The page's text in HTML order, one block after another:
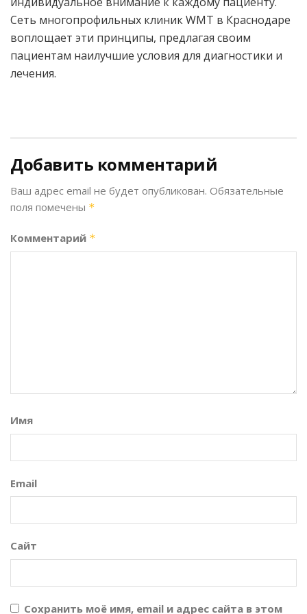
Сеть многопрофильных клиник WMT в Краснодаре
воплощает эти принципы, предлагая своим
пациентам наилучшие условия для диагностики и
лечения.
Добавить комментарий
Ваш адрес email не будет опубликован. Обязательные
поля помечены *
Комментарий *
Имя
Email
Сайт
Сохранить моё имя, email и адрес сайта в этом